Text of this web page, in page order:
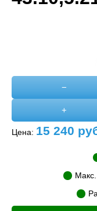
−
+
Цена: 15 240